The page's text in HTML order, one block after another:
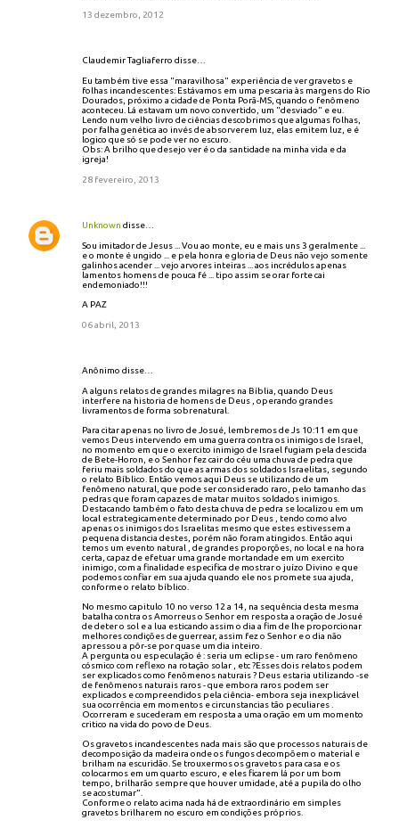
13 dezembro, 2012
Claudemir Tagliaferro disse…
Eu também tive essa "maravilhosa" experiência de ver gravetos e
folhas incandescentes: Estávamos em uma pescaria às margens do Rio
Dourados, próximo a cidade de Ponta Porã-MS, quando o fenômeno
aconteceu. Lá estavam um novo convertido, um "desviado" e eu.
Lendo num velho livro de ciências descobrimos que algumas folhas,
por falha genética ao invés de absorverem luz, elas emitem luz, e é
logico que só se pode ver no escuro.
Obs: A brilho que desejo ver é o da santidade na minha vida e da
igreja!
28 fevereiro, 2013
Unknown disse…
Sou imitador de Jesus ... Vou ao monte, eu e mais uns 3 geralmente ...
e o monte é ungido ... e pela honra e gloria de Deus não vejo somente
galinhos acender ... vejo arvores inteiras ... aos incrédulos apenas
lamentos homens de pouca fé ... tipo assim se orar forte cai
endemoniado!!!
A PAZ
06 abril, 2013
Anônimo disse…
A alguns relatos de grandes milagres na Bíblia, quando Deus
interfere na historia de homens de Deus , operando grandes
livramentos de forma sobrenatural.
Para citar apenas no livro de Josué, lembremos de Js 10:11 em que
vemos Deus intervendo em uma guerra contra os inimigos de Israel,
no momento em que o exercito inimigo de Israel fugiam pela descida
de Bete-Horon, e o Senhor fez cair do céu uma chuva de pedra que
feriu mais soldados do que as armas dos soldados Israelitas, segundo
o relato Bíblico. Então vemos aqui Deus se utilizando de um
fenômeno natural, que pode ser considerado raro, pelo tamanho das
pedras que foram capazes de matar muitos soldados inimigos.
Destacando também o fato desta chuva de pedra se localizou em um
local estrategicamente determinado por Deus , tendo como alvo
apenas os inimigos dos Israelitas mesmo que estes estivessem a
pequena distancia destes, porém não foram atingidos. Então aqui
temos um evento natural , de grandes proporções, no local e na hora
certa, capaz de efetuar uma grande mortandade em um exercito
inimigo, com a finalidade especifica de mostrar o juízo Divino e que
podemos confiar em sua ajuda quando ele nos promete sua ajuda,
conforme o relato bíblico.
No mesmo capitulo 10 no verso 12 a 14, na sequência desta mesma
batalha contra os Amorreus o Senhor em resposta a oração de Josué
de deter o sol e a lua esticando assim o dia a fim de lhe proporcionar
melhores condições de guerrear, assim fez o Senhor e o dia não
apressou a pôr-se por quase um dia inteiro.
A pergunta ou especulação é : seria um eclipse - um raro fenômeno
cósmico com reflexo na rotação solar , etc ?Esses dois relatos podem
ser explicados como fenômenos naturais ? Deus estaria utilizando -se
de fenômenos naturais raros - que embora raros podem ser
explicados e compreendidos pela ciência- embora seja inexplicável
sua ocorrência em momentos e circunstancias tão peculiares .
Ocorreram e sucederam em resposta a uma oração em um momento
critico na vida do povo de Deus.
Os gravetos incandescentes nada mais são que processos naturais de
decomposição da madeira onde os fungos decompõem o material e
brilham na escuridão. Se trouxermos os gravetos para casa e os
colocarmos em um quarto escuro, e eles ficarem lá por um bom
tempo, brilharão sempre que houver umidade, até a pupila do olho
se acostumar”.
Conforme o relato acima nada há de extraordinário em simples
gravetos brilharem no escuro em condições próprios.